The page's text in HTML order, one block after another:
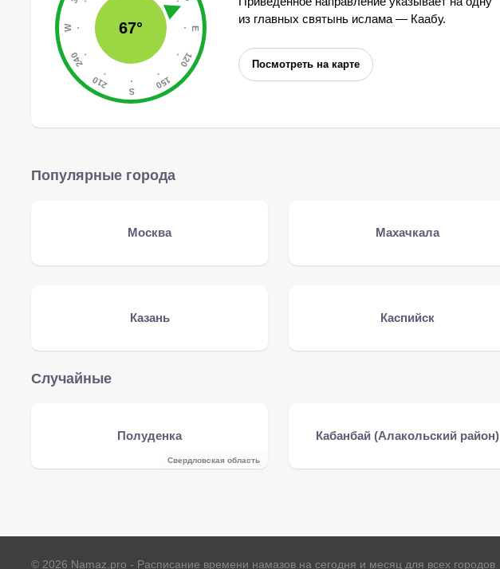
67°
из главных святынь ислама — Каабу.
Посмотреть на карте
Популярные города
Москва Махачкала
Казань Каспийск
Случайные
Полуденка
Свердловская область
Кабанбай (Алакольский район)
© 2026 Namaz.pro - Расписание времени намазов на сегодня и месяц для всех городов